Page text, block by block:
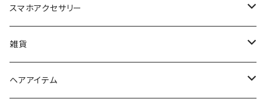
スマホアクセサリー
iPhoneケース
スマホリング＆グリップ
雑貨
ポーチ
ヘアアイテム